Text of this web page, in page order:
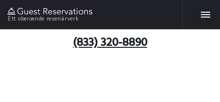
Ett oberoende resenärverk
(833) 320-8890